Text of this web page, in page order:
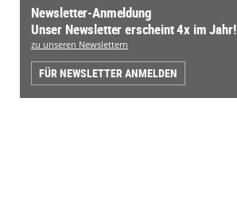
Newsletter-Anmeldung
Unser Newsletter erscheint 4x im Jahr!
zu unseren Newslettern
FÜR NEWSLETTER ANMELDEN